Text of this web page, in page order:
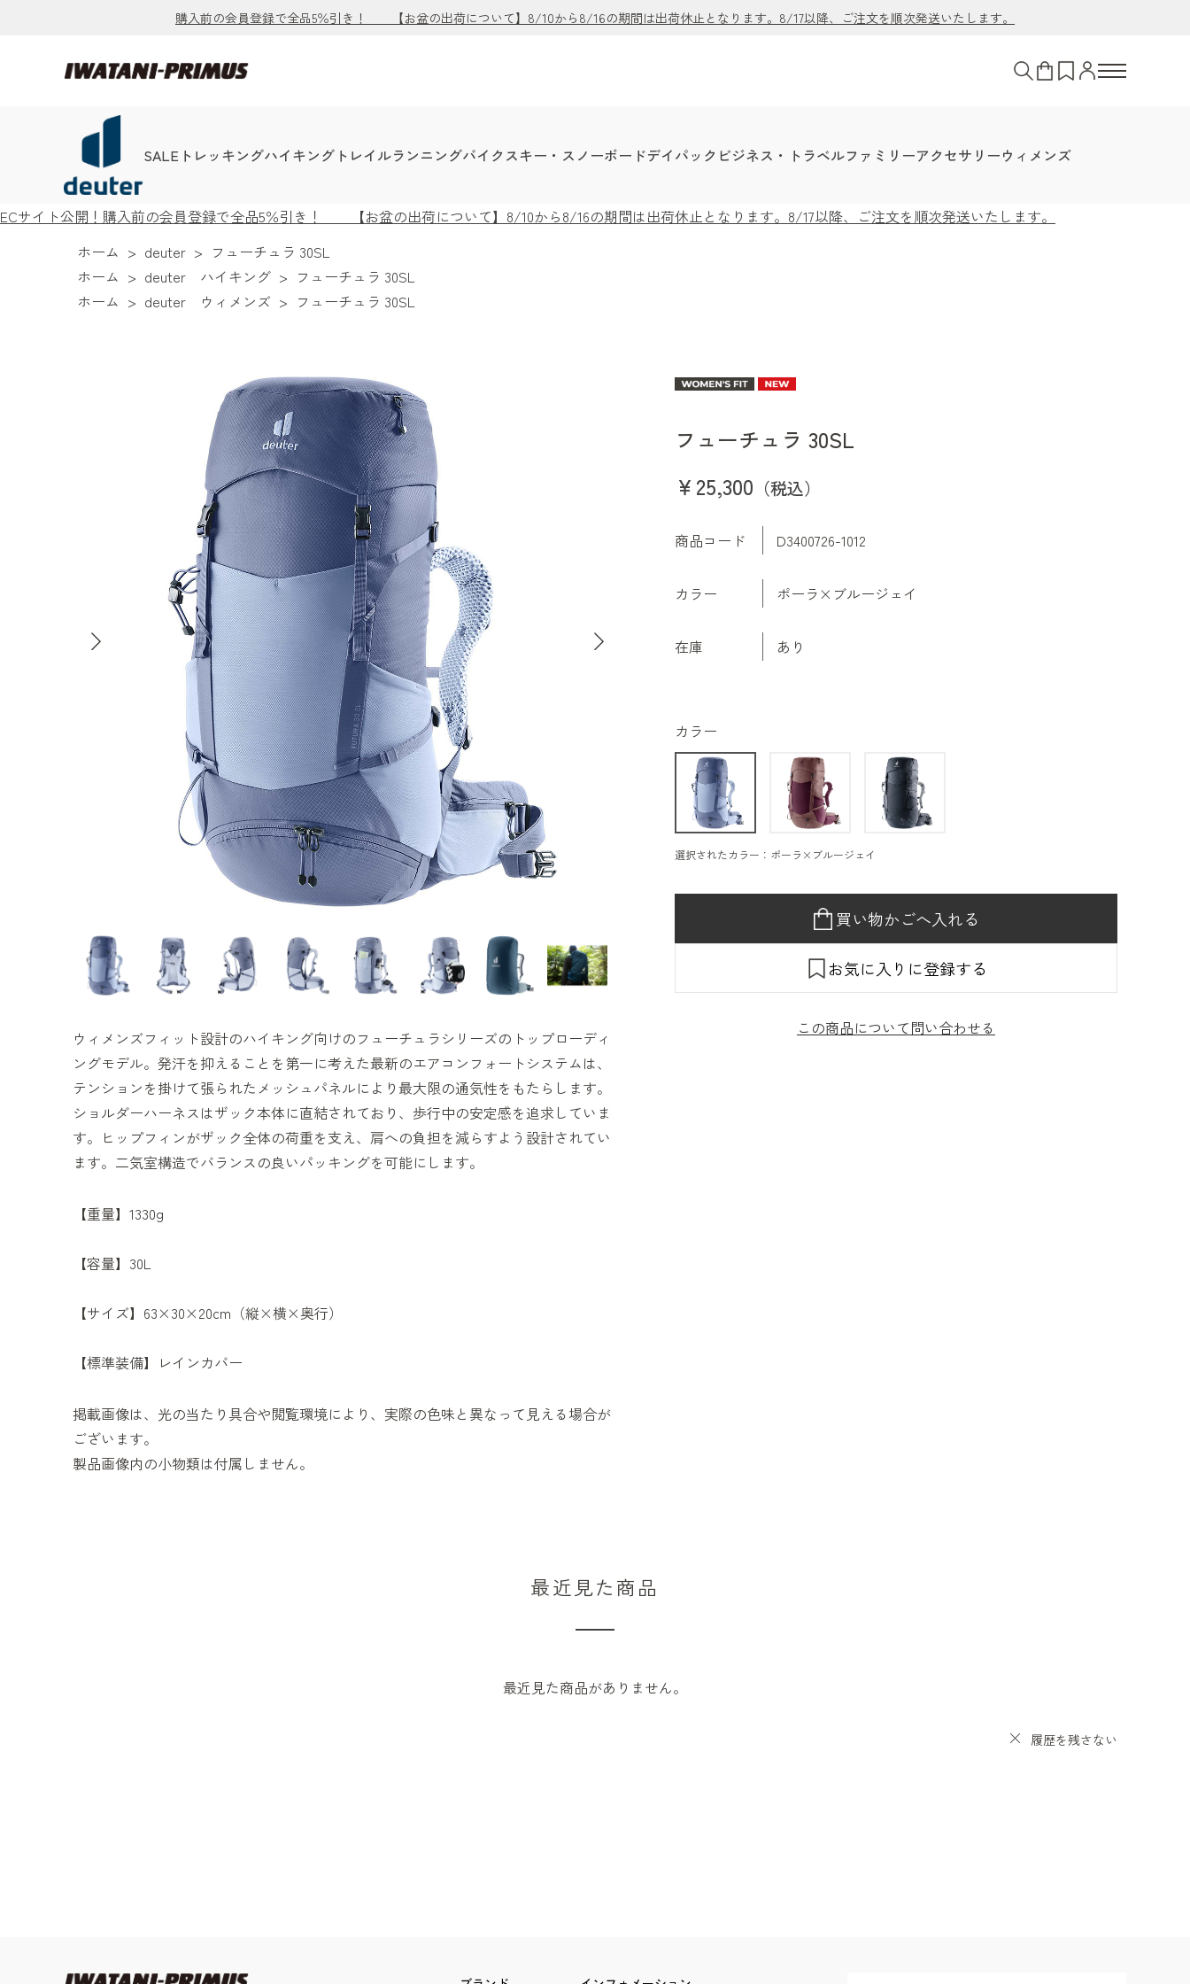
購入前の会員登録で全品5％引き！ 【お盆の出荷について】8/10から8/16の期間は出荷休止となります。8/17以降、ご注文を順次発送いたします。
SALE トレッキングハイキング トレイルランニングバイクスキー・スノーボードデイパック ビジネス・トラベルファミリーアクセサリーウィメンズ
ECサイト公開！購入前の会員登録で全品5％引き！ 【お盆の出荷について】8/10から8/16の期間は出荷休止となります。8/17以降、ご注文を順次発送いたします。
ホーム > deuter > フューチュラ 30SL
ホーム > deuter ハイキング > フューチュラ 30SL
ホーム > deuter ウィメンズ > フューチュラ 30SL
ウィメンズフィット設計のハイキング向けのフューチュラシリーズのトップローディ
ングモデル。発汗を抑えることを第一に考えた最新のエアコンフォートシステムは、
テンションを掛けて張られたメッシュパネルにより最大限の通気性をもたらします。
ショルダーハーネスはザック本体に直結されており、歩行中の安定感を追求していま
す。ヒップフィンがザック全体の荷重を支え、肩への負担を減らすよう設計されてい
ます。二気室構造でバランスの良いパッキングを可能にします。
【重量】1330g
【容量】30L
【サイズ】63×30×20cm（縦×横×奥行）
【標準装備】レインカバー
掲載画像は、光の当たり具合や閲覧環境により、実際の色味と異なって見える場合が
ございます。
製品画像内の小物類は付属しません。
フューチュラ 30SL
￥25,300 （税込）
商品コード D3400726-1012
カラー ポーラ×ブルージェイ
在庫 あり
カラー
選択されたカラー：ポーラ×ブルージェイ
買い物かごへ入れる
お気に入りに登録する
この商品について問い合わせる
最近見た商品
最近見た商品がありません。
履歴を残さない